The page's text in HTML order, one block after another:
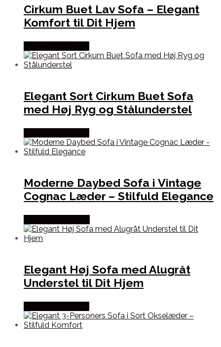
Cirkum Buet Lav Sofa – Elegant
Komfort til Dit Hjem
Elegant Sort Cirkum Buet Sofa
med Høj Ryg og Stålunderstel
Moderne Daybed Sofa i Vintage
Cognac Læder – Stilfuld Elegance
Elegant Høj Sofa med Alugråt
Understel til Dit Hjem